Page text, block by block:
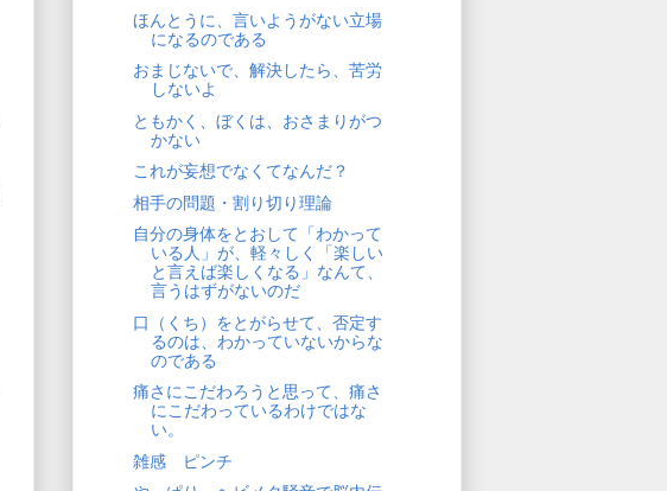
ほんとうに、言いようがない立場
になるのである
おまじないで、解決したら、苦労
しないよ
ともかく、ぼくは、おさまりがつ
かない
これが妄想でなくてなんだ？
相手の問題・割り切り理論
自分の身体をとおして「わかって
いる人」が、軽々しく「楽しい
と言えば楽しくなる」なんて、
言うはずがないのだ
口（くち）をとがらせて、否定す
るのは、わかっていないからな
のである
痛さにこだわろうと思って、痛さ
にこだわっているわけではな
い。
雑感 ピンチ